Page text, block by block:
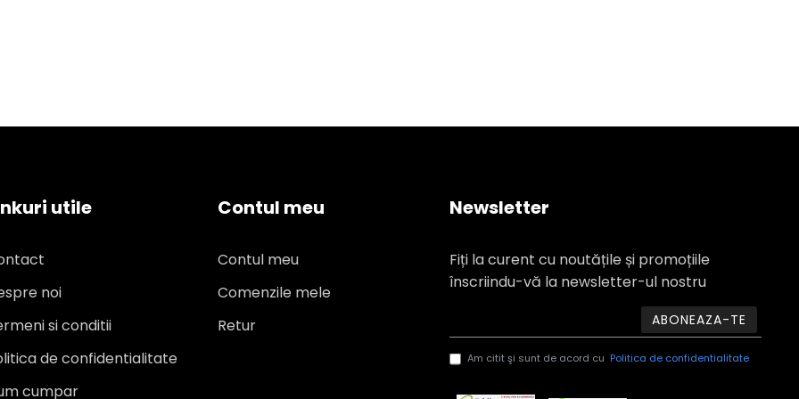
utile
noi
si conditii
de confidentialitate
cumpar
Contul meu
Contul meu
Comenzile mele
Retur
Newsletter
Fiți la curent cu noutățile și promoțiile
înscriindu-vă la newsletter-ul nostru
ABONEAZA-TE
Am citit şi sunt de acord cu Politica de confidentialitate